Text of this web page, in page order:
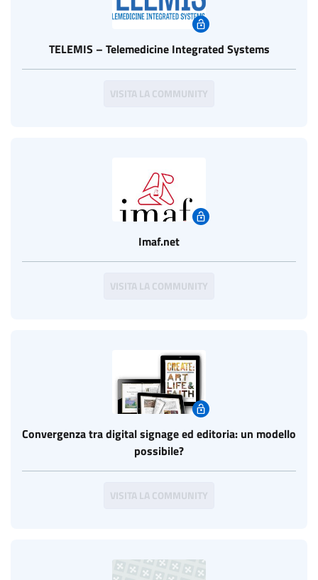
TELEMIS – Telemedicine Integrated Systems
VISITA LA COMMUNITY
Imaf.net
VISITA LA COMMUNITY
Convergenza tra digital signage ed editoria: un modello
possibile?
VISITA LA COMMUNITY